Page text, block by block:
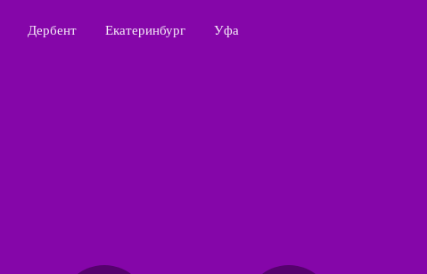
Дербент Екатеринбург Уфа